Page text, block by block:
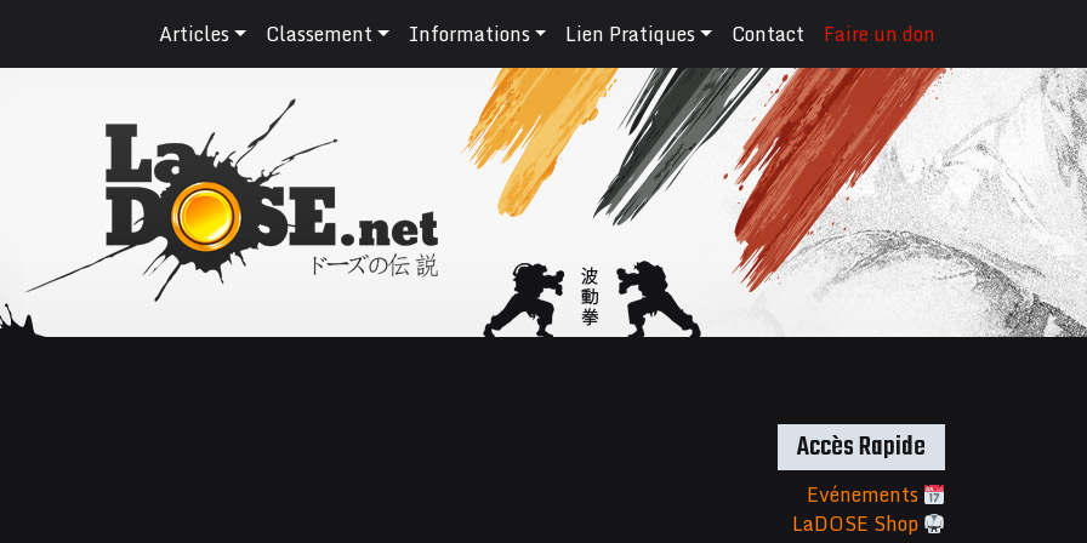
Articles Classement Informations Lien Pratiques Contact Faire un don
Accès Rapide
Evénements
LaDOSE Shop